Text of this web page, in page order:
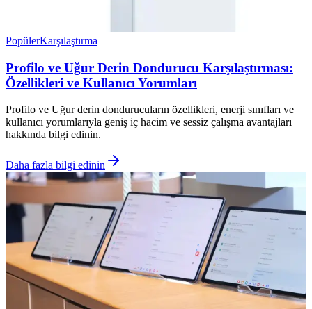
PopülerKarşılaştırma
Profilo ve Uğur Derin Dondurucu Karşılaştırması:
Özellikleri ve Kullanıcı Yorumları
Profilo ve Uğur derin dondurucuların özellikleri, enerji sınıfları ve
kullanıcı yorumlarıyla geniş iç hacim ve sessiz çalışma avantajları
hakkında bilgi edinin.
Daha fazla bilgi edinin